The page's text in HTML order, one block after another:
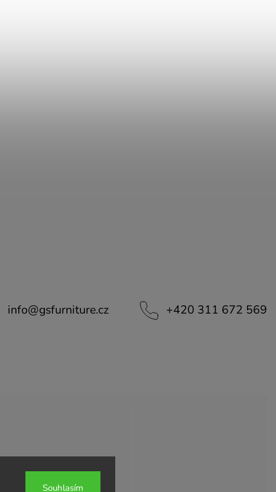
Souhlasím
info@gsfurniture.cz +420 311 672 569